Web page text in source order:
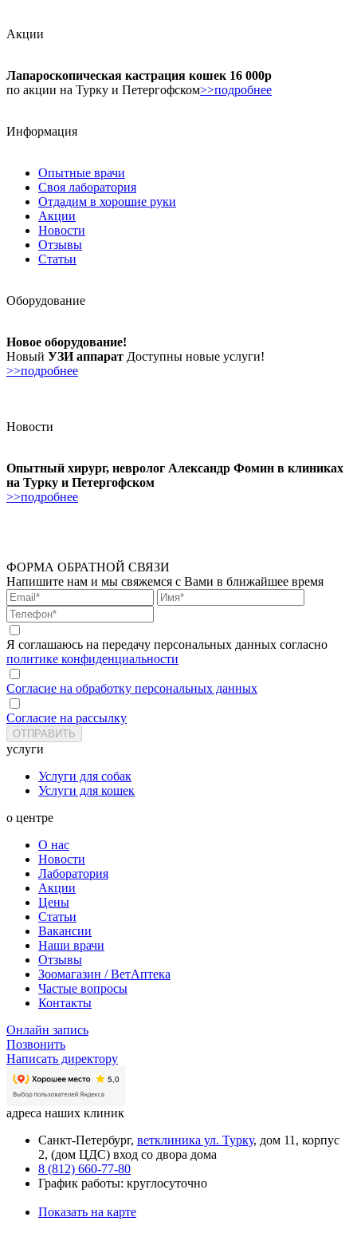
Акции
Лапароскопическая кастрация кошек 16 000р
по акции на Турку и Петергофском>>подробнее
Информация
Опытные врачи
Своя лаборатория
Отдадим в хорошие руки
Акции
Новости
Отзывы
Статьи
Оборудование
Новое оборудование!
Новый УЗИ аппарат Доступны новые услуги!
>>подробнее
Новости
Опытный хирург, невролог Александр Фомин в клиниках
на Турку и Петергофском
>>подробнее
ФОРМА ОБРАТНОЙ СВЯЗИ
Напишите нам и мы свяжемся с Вами в ближайшее время
Я соглашаюсь на передачу персональных данных согласно
политике конфиденциальности
Согласие на обработку персональных данных
Согласие на рассылку
услуги
Услуги для собак
Услуги для кошек
о центре
О нас
Новости
Лаборатория
Акции
Цены
Статьи
Вакансии
Наши врачи
Отзывы
Зоомагазин / ВетАптека
Частые вопросы
Контакты
Онлайн запись
Позвонить
Написать директору
адреса наших клиник
Санкт-Петербург, ветклиника ул. Турку, дом 11, корпус
2, (дом ЦДС) вход со двора дома
8 (812) 660-77-80
График работы: круглосуточно
Показать на карте